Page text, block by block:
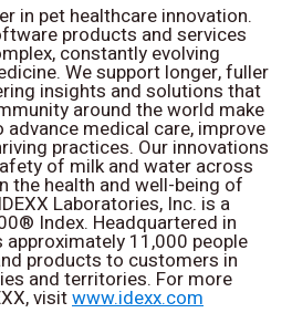
in pet healthcare innovation.
products and services
constantly evolving
We support longer, fuller
insights and solutions that
around the world make
medical care, improve
practices. Our innovations
of milk and water across
the health and well-being of
Laboratories, Inc. is a
Index. Headquartered in
approximately 11,000 people
products to customers in
and territories. For more
visitwww.idexx.com